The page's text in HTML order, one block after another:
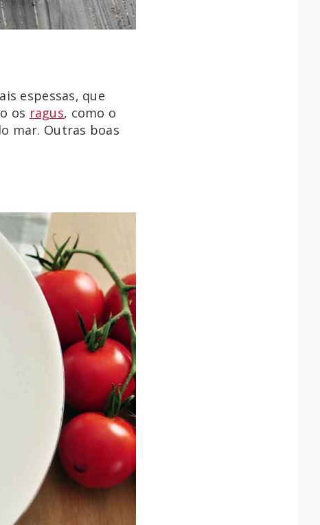
espessas, que
os ragus, como o
mar. Outras boas